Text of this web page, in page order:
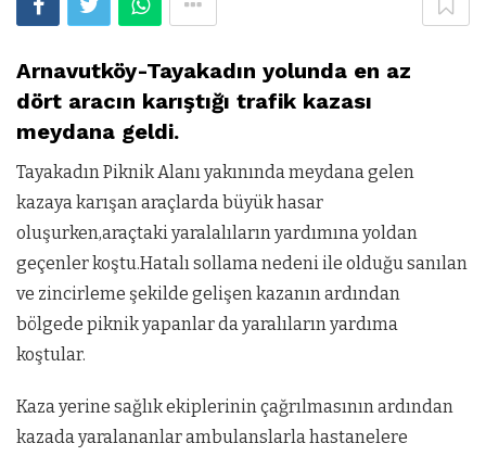
Arnavutköy-Tayakadın yolunda en az
dört aracın karıştığı trafik kazası
meydana geldi.
Tayakadın Piknik Alanı yakınında meydana gelen
kazaya karışan araçlarda büyük hasar
oluşurken,araçtaki yaralalıların yardımına yoldan
geçenler koştu.Hatalı sollama nedeni ile olduğu sanılan
ve zincirleme şekilde gelişen kazanın ardından
bölgede piknik yapanlar da yaralıların yardıma
koştular.
Kaza yerine sağlık ekiplerinin çağrılmasının ardından
kazada yaralananlar ambulanslarla hastanelere